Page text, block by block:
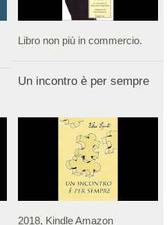
Libro non più in commercio.
Un incontro è per sempre
2018, Kindle Amazon